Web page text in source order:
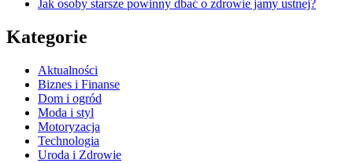
Jak osoby starsze powinny dbać o zdrowie jamy ustnej?
Kategorie
Aktualności
Biznes i Finanse
Dom i ogród
Moda i styl
Motoryzacja
Technologia
Uroda i Zdrowie